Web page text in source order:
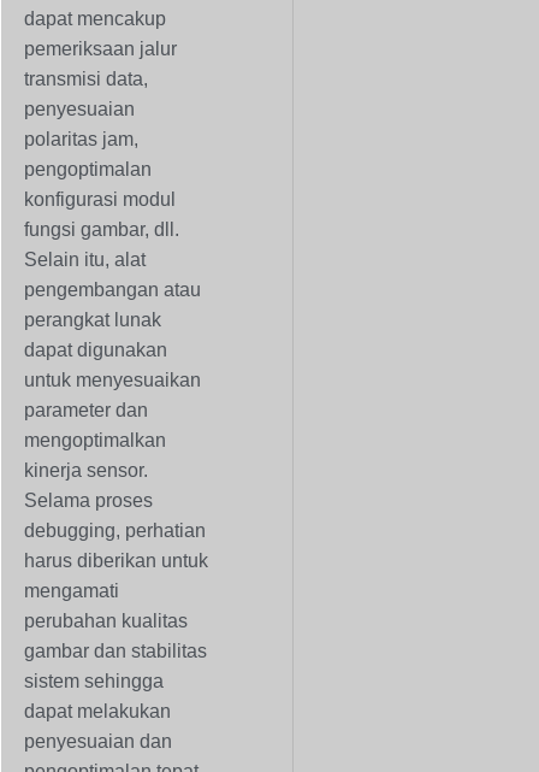
dapat mencakup
pemeriksaan jalur
transmisi data,
penyesuaian
polaritas jam,
pengoptimalan
konfigurasi modul
fungsi gambar, dll.
Selain itu, alat
pengembangan atau
perangkat lunak
dapat digunakan
untuk menyesuaikan
parameter dan
mengoptimalkan
kinerja sensor.
Selama proses
debugging, perhatian
harus diberikan untuk
mengamati
perubahan kualitas
gambar dan stabilitas
sistem sehingga
dapat melakukan
penyesuaian dan